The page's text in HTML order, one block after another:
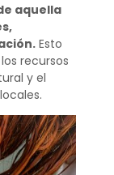
aquella
Esto
recursos
y el